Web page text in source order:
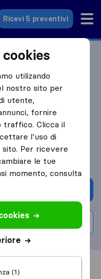
Ricevi 5 preventivi
in Italia
1
aziende di traslochi
utilizando
nostro sito per
utente,
fornire
traffico. Clicca il
l’uso di
Per ricevere
le tue
momento, consulta
(1)